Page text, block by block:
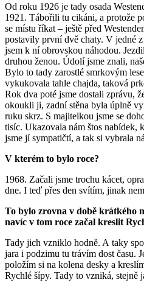
Od roku 1926 je tady osada
1921. Tábořili tu cikáni, a protože
se místu říkat – ještě před
postavily první dvě chaty. V jedné
jsem k ní obrovskou náhodou.
druhou ženou. Údolí jsme znali,
Bylo to tady zarostlé smrkovým
vykukovala tahle chajda, taková
Rok dva poté jsme dostali zprávu,
okoukli ji, zadní stěna byla úplně
ruku skrz. S majitelkou jsme se
tisíc. Ukazovala nám štos nabídek,
jsme jí sympatičtí, a tak si vybrala
V kterém to bylo roce?
1968. Začali jsme trochu kácet,
dne. I teď přes den svítím, jinak
To bylo zrovna v době krátkého
navíc v tom roce začal kreslit
Tady jich vzniklo hodně. A taky
jara i podzimu tu trávím dost času.
položím si na kolena desky a
Rychlé šípy. Tady to vzniká, stejně